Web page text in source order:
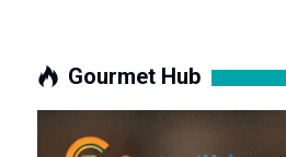
Gourmet Hub